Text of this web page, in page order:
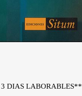
DIAS LABORABLES**